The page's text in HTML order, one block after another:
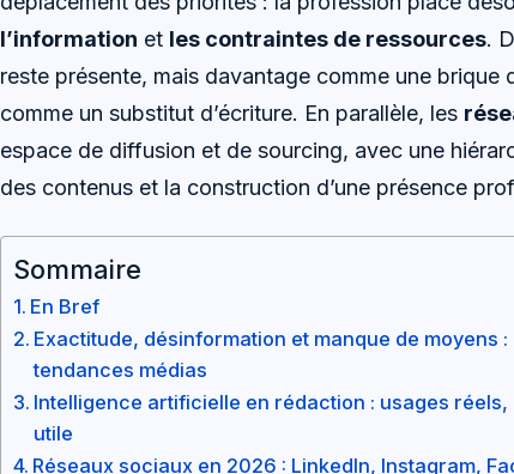
l’information et les contraintes de ressources.
reste présente, mais davantage comme une brique
comme un substitut d’écriture. En parallèle, les
espace de diffusion et de sourcing, avec une
des contenus et la construction d’une présence
Sommaire
En Bref
Exactitude, désinformation et manque de moyens
tendances médias
Intelligence artificielle en rédaction : usages
utile
Réseaux sociaux en 2026 : LinkedIn, Instagram,